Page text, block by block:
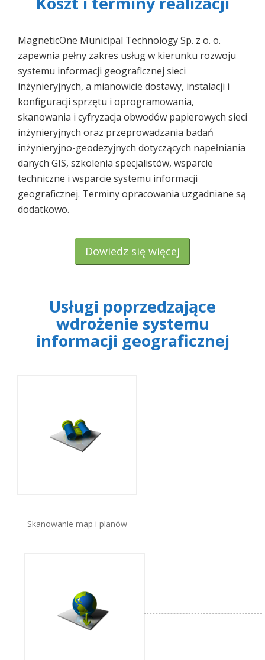
MagneticOne Municipal Technology Sp. z o. o.
zapewnia pełny zakres usług w kierunku rozwoju
systemu informacji geograficznej sieci
inżynieryjnych, a mianowicie dostawy, instalacji i
konfiguracji sprzętu i oprogramowania,
skanowania i cyfryzacja obwodów papierowych sieci
inżynieryjnych oraz przeprowadzania badań
inżynieryjno-geodezyjnych dotyczących napełniania
danych GIS, szkolenia specjalistów, wsparcie
techniczne i wsparcie systemu informacji
geograficznej. Terminy opracowania uzgadniane są
dodatkowo.
Dowiedz się więcej
Usługi poprzedzające
wdrożenie systemu
informacji geograficznej
Skanowanie map i planów